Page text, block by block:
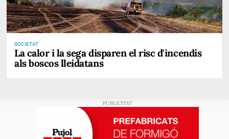
SOCIETAT
La calor i la sega disparen el risc d'incendis
als boscos lleidatans